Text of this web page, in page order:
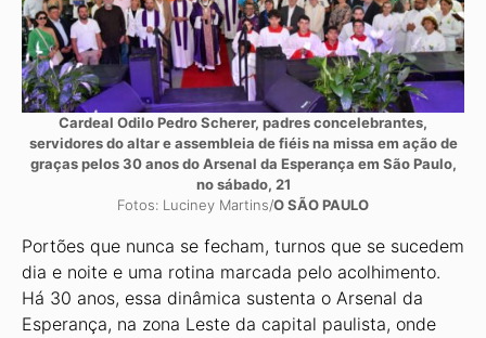
Cardeal Odilo Pedro Scherer, padres concelebrantes,
servidores do altar e assembleia de fiéis na missa em ação de
graças pelos 30 anos do Arsenal da Esperança em São Paulo,
no sábado, 21
Fotos: Luciney Martins/O SÃO PAULO
Portões que nunca se fecham, turnos que se sucedem
dia e noite e uma rotina marcada pelo acolhimento.
Há 30 anos, essa dinâmica sustenta o Arsenal da
Esperança, na zona Leste da capital paulista, onde